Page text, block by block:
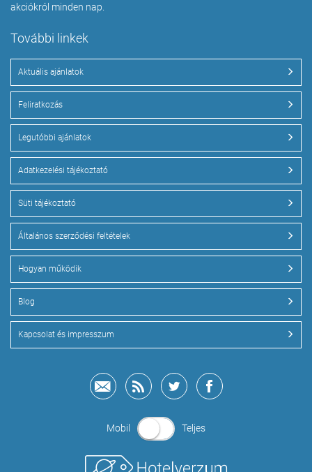
akciókról minden nap.
További linkek
Aktuális ajánlatok
Feliratkozás
Legutóbbi ajánlatok
Adatkezelési tájékoztató
Süti tájékoztató
Általános szerződési feltételek
Hogyan működik
Blog
Kapcsolat és impresszum
Mobil Teljes